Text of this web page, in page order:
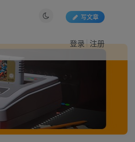
写文章
登录 注册